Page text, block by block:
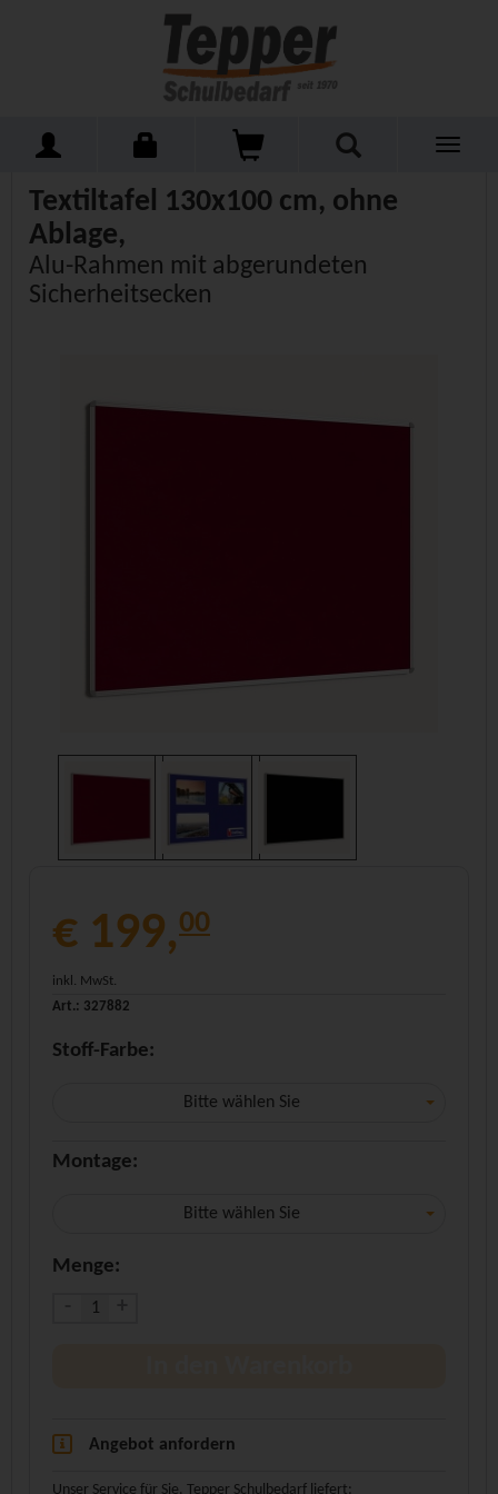
Toggle
Home Schulmöbel Wandtafeln Textil
Textiltafel 130x100 cm, ohne
Ablage,
Alu-Rahmen mit abgerundeten
Sicherheitsecken
€ 199,00
inkl. MwSt.
Art.: 327882
Stoff-Farbe:
Bitte wählen Sie
Montage:
Bitte wählen Sie
Menge:
Angebot anfordern
Unser Service für Sie. Tepper Schulbedarf liefert: